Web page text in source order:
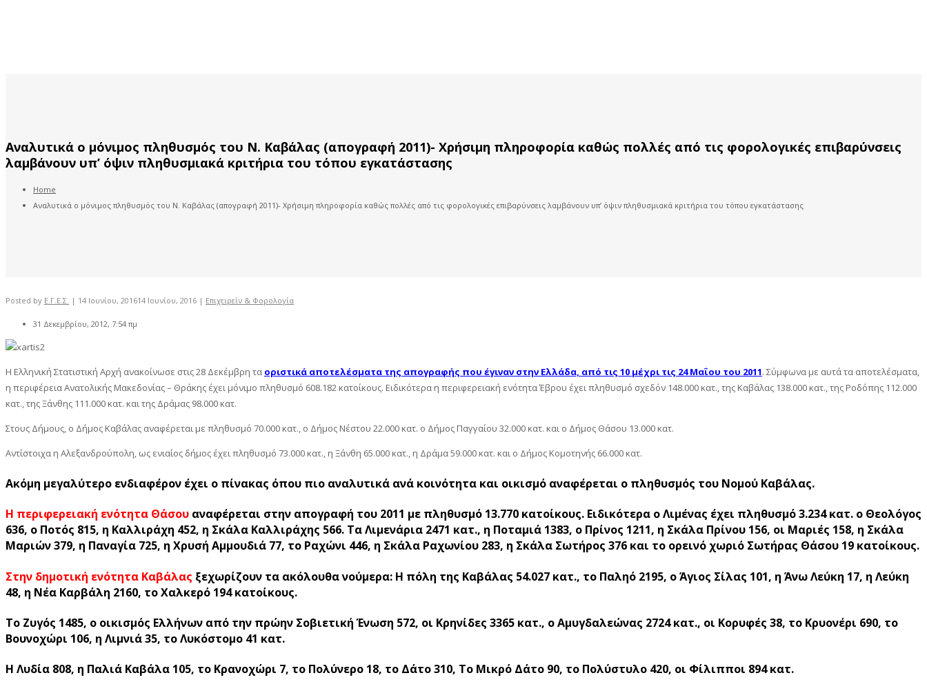
Αναλυτικά ο μόνιμος πληθυσμός του Ν. Καβάλας (απογραφή 2011)- Χρήσιμη πληροφορία καθώς πολλές από τις φορολογικές επιβαρύνσεις
λαμβάνουν υπ’ όψιν πληθυσμιακά κριτήρια του τόπου εγκατάστασης
Home
Αναλυτικά ο μόνιμος πληθυσμός του Ν. Καβάλας (απογραφή 2011)- Χρήσιμη πληροφορία καθώς πολλές από τις φορολογικές επιβαρύνσεις λαμβάνουν υπ’ όψιν πληθυσμιακά κριτήρια του τόπου εγκατάστασης
Posted by Ε.Γ.Ε.Σ. | 14 Ιουνίου, 201614 Ιουνίου, 2016 | Επιχειρείν & Φορολογία
31 Δεκεμβρίου, 2012, 7:54 πμ
Η Ελληνική Στατιστική Αρχή ανακοίνωσε στις 28 Δεκέμβρη τα οριστικά αποτελέσματα της απογραφής που έγιναν στην Ελλάδα, από τις 10 μέχρι τις 24 Μαΐου του 2011. Σύμφωνα με αυτά τα αποτελέσματα,
η περιφέρεια Ανατολικής Μακεδονίας – Θράκης έχει μόνιμο πληθυσμό 608.182 κατοίκους. Ειδικότερα η περιφερειακή ενότητα Έβρου έχει πληθυσμό σχεδόν 148.000 κατ., της Καβάλας 138.000 κατ., της Ροδόπης 112.000
κατ., της Ξάνθης 111.000 κατ. και της Δράμας 98.000 κατ.
Στους Δήμους, ο Δήμος Καβάλας αναφέρεται με πληθυσμό 70.000 κατ., ο Δήμος Νέστου 22.000 κατ. ο Δήμος Παγγαίου 32.000 κατ. και ο Δήμος Θάσου 13.000 κατ.
Αντίστοιχα η Αλεξανδρούπολη, ως ενιαίος δήμος έχει πληθυσμό 73.000 κατ., η Ξάνθη 65.000 κατ., η Δράμα 59.000 κατ. και ο Δήμος Κομοτηνής 66.000 κατ.
Ακόμη μεγαλύτερο ενδιαφέρον έχει ο πίνακας όπου πιο αναλυτικά ανά κοινότητα και οικισμό αναφέρεται ο πληθυσμός του Νομού Καβάλας.
Η περιφερειακή ενότητα Θάσου αναφέρεται στην απογραφή του 2011 με πληθυσμό 13.770 κατοίκους. Ειδικότερα ο Λιμένας έχει πληθυσμό 3.234 κατ. ο Θεολόγος
636, ο Ποτός 815, η Καλλιράχη 452, η Σκάλα Καλλιράχης 566. Τα Λιμενάρια 2471 κατ., η Ποταμιά 1383, ο Πρίνος 1211, η Σκάλα Πρίνου 156, οι Μαριές 158, η Σκάλα
Μαριών 379, η Παναγία 725, η Χρυσή Αμμουδιά 77, το Ραχώνι 446, η Σκάλα Ραχωνίου 283, η Σκάλα Σωτήρος 376 και το ορεινό χωριό Σωτήρας Θάσου 19 κατοίκους.
Στην δημοτική ενότητα Καβάλας ξεχωρίζουν τα ακόλουθα νούμερα: Η πόλη της Καβάλας 54.027 κατ., το Παληό 2195, ο Άγιος Σίλας 101, η Άνω Λεύκη 17, η Λεύκη
48, η Νέα Καρβάλη 2160, το Χαλκερό 194 κατοίκους.
Το Ζυγός 1485, ο οικισμός Ελλήνων από την πρώην Σοβιετική Ένωση 572, οι Κρηνίδες 3365 κατ., ο Αμυγδαλεώνας 2724 κατ., οι Κορυφές 38, το Κρυονέρι 690, το
Βουνοχώρι 106, η Λιμνιά 35, το Λυκόστομο 41 κατ.
Η Λυδία 808, η Παλιά Καβάλα 105, το Κρανοχώρι 7, το Πολύνερο 18, το Δάτο 310, Το Μικρό Δάτο 90, το Πολύστυλο 420, οι Φίλιπποι 894 κατ.